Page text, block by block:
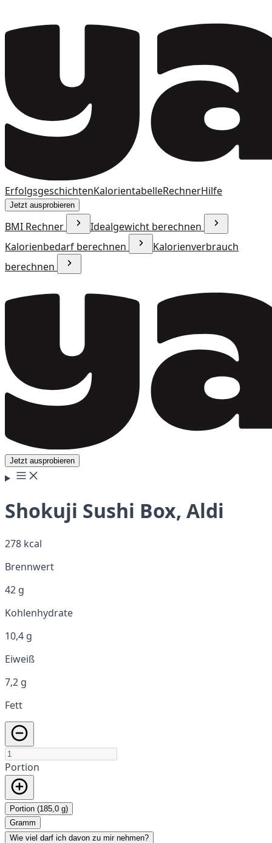
ErfolgsgeschichtenKalorientabelleRechnerHilfe
Jetzt ausprobieren
BMI Rechner
Idealgewicht berechnen
Kalorienbedarf berechnen
Kalorienverbrauch
berechnen
Jetzt ausprobieren
Shokuji Sushi Box, Aldi
278 kcal
Brennwert
42 g
Kohlenhydrate
10,4 g
Eiweiß
7,2 g
Fett
Portion
Portion (185,0 g)
Gramm
Wie viel darf ich davon zu mir nehmen?